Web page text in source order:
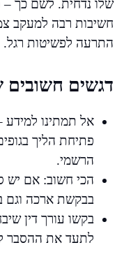
שלו נדחית. לשם כך –
חשיבות רבה למעקב
התרעה לפשיטות רגל.
דגשים
אל תמתינו למידע
פתיחת הליך
הרשמי.
הכי חשוב: אם יש
בבקשת ארכה וגם
בקשו עורך דין
לתעד את ההסבר